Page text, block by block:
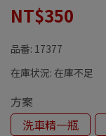
NT$350
品番: 17377
在庫状況: 在庫不足
方案
洗車精一瓶